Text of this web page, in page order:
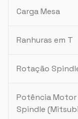
Carga Mesa
Ranhuras em T
Rotação
Potência Motor
Spindle